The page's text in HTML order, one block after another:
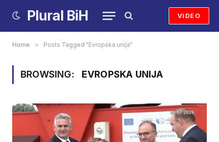
Plural BiH VIDEO
Home » Posts Tagged "Evropska unija"
BROWSING: EVROPSKA UNIJA